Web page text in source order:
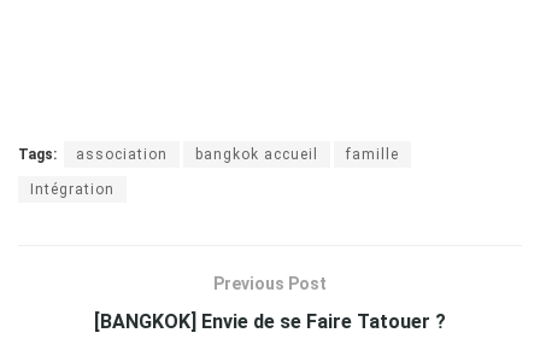
Tags: association bangkok accueil famille
Intégration
Previous Post
[BANGKOK] Envie de se Faire Tatouer ?